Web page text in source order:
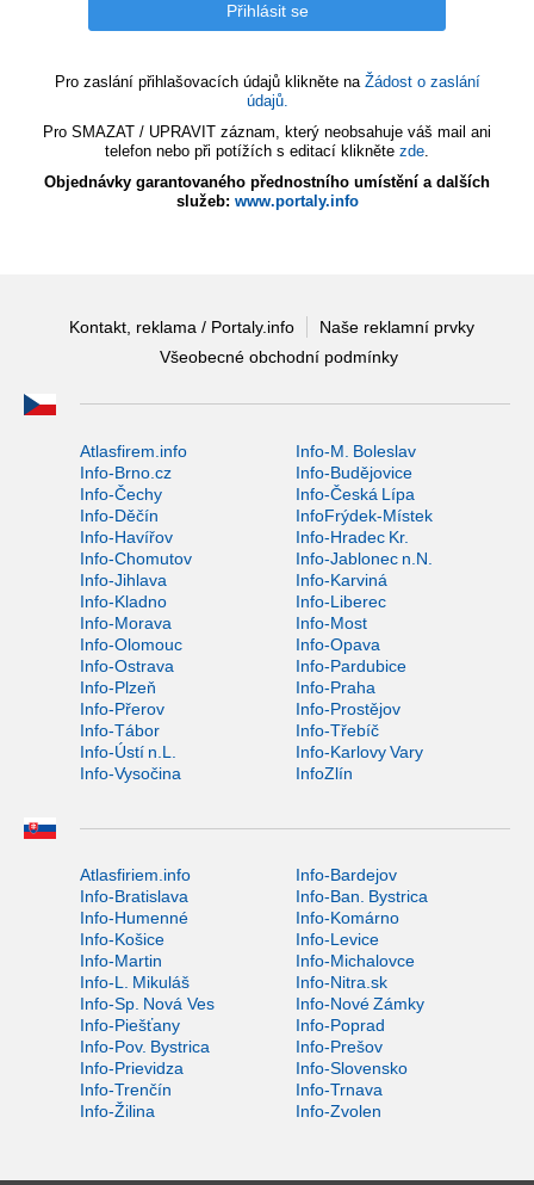
Pro zaslání přihlašovacích údajů klikněte na Žádost o zaslání
údajů.
Pro SMAZAT / UPRAVIT záznam, který neobsahuje váš mail ani
telefon nebo při potížích s editací klikněte zde.
Objednávky garantovaného přednostního umístění a dalších
služeb: www.portaly.info
Kontakt, reklama / Portaly.info
Naše reklamní prvky
Všeobecné obchodní podmínky
Atlasfirem.info
Info-M. Boleslav
Info-Brno.cz
Info-Budějovice
Info-Čechy
Info-Česká Lípa
Info-Děčín
InfoFrýdek-Místek
Info-Havířov
Info-Hradec Kr.
Info-Chomutov
Info-Jablonec n.N.
Info-Jihlava
Info-Karviná
Info-Kladno
Info-Liberec
Info-Morava
Info-Most
Info-Olomouc
Info-Opava
Info-Ostrava
Info-Pardubice
Info-Plzeň
Info-Praha
Info-Přerov
Info-Prostějov
Info-Tábor
Info-Třebíč
Info-Ústí n.L.
Info-Karlovy Vary
Info-Vysočina
InfoZlín
Atlasfiriem.info
Info-Bardejov
Info-Bratislava
Info-Ban. Bystrica
Info-Humenné
Info-Komárno
Info-Košice
Info-Levice
Info-Martin
Info-Michalovce
Info-L. Mikuláš
Info-Nitra.sk
Info-Sp. Nová Ves
Info-Nové Zámky
Info-Piešťany
Info-Poprad
Info-Pov. Bystrica
Info-Prešov
Info-Prievidza
Info-Slovensko
Info-Trenčín
Info-Trnava
Info-Žilina
Info-Zvolen